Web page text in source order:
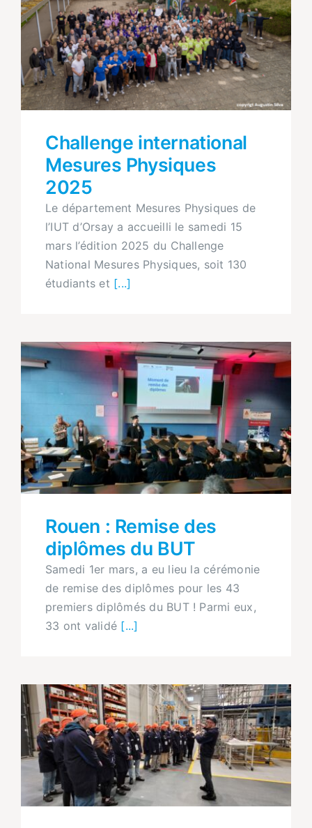
Challenge international
Mesures Physiques
2025
Le département Mesures Physiques de
l’IUT d’Orsay a accueilli le samedi 15
mars l’édition 2025 du Challenge
National Mesures Physiques, soit 130
étudiants et [...]
Rouen : Remise des
diplômes du BUT
Samedi 1er mars, a eu lieu la cérémonie
de remise des diplômes pour les 43
premiers diplômés du BUT ! Parmi eux,
33 ont validé [...]